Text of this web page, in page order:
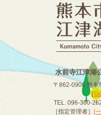
水前寺江津湖
〒862-0906 熊本
［
TEL. 096-360-
［指定管理者］ (